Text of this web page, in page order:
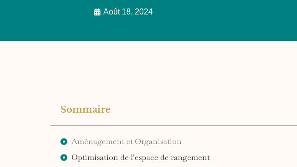
Août 18, 2024
Sommaire
Aménagement et Organisation
Optimisation de l’espace de rangement